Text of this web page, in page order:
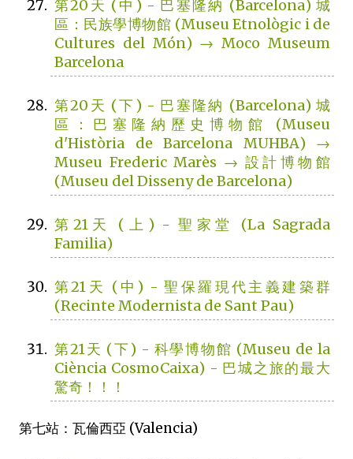
第20天 (中) - 巴塞隆納 (Barcelona) 城
區：民族學博物館 (Museu Etnològic i de
Cultures del Món) → Moco Museum
Barcelona
第20天 (下) - 巴塞隆納 (Barcelona) 城
區：巴塞隆納歷史博物館 (Museu
d'Història de Barcelona MUHBA) →
Museu Frederic Marès → 設計博物館
(Museu del Disseny de Barcelona)
第21天 (上) - 聖家堂 (La Sagrada
Familia)
第21天 (中) - 聖保羅現代主義建築群
(Recinte Modernista de Sant Pau)
第21天 (下) - 科學博物館 (Museu de la
Ciència CosmoCaixa) - 巴城之旅的最大
驚奇！！！
第七站：瓦倫西亞 (Valencia)